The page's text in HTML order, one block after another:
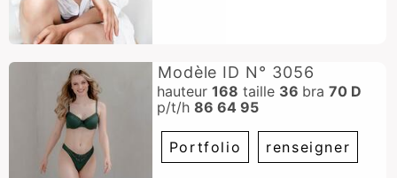
Modèle ID N° 3056
hauteur 168 taille 36 bra 70 D
p/t/h 86 64 95
Portfolio renseigner